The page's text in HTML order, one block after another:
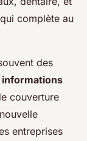
complète au
des
informations
couverture
entreprises